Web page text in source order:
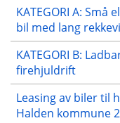
KATEGORI A: Små
bil med lang
KATEGORI B:
firehjuldrift
Leasing av biler til
Halden kommune